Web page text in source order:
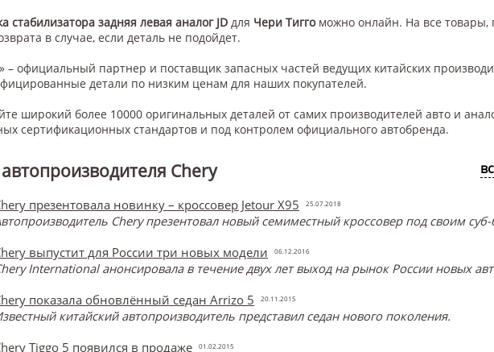
стабилизатора задняя левая аналог JD для Чери Тигго можно онлайн. На все товары,
в случае, если деталь не подойдет.
– официальный партнер и поставщик запасных частей ведущих китайских
детали по низким ценам для наших покупателей.
широкий более 10000 оригинальных деталей от самих производителей авто и
сертификационных стандартов и под контролем официального автобренда.
Chery
презентовала новинку – кроссовер Jetour X95 25.07.2018
Chery презентовал новый семиместный кроссовер под своим
выпустит для России три новых модели
06.12.2016
International анонсировала в течение двух лет выход на рынок России новых
показала обновлённый седан Arrizo 5
20.11.2015
китайский автопроизводитель представил седан нового поколения.
Tiggo 5 появился в продаже
01.02.2015